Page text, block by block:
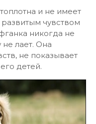
и не имеет
развитым чувством
никогда не
не лает. Она
не показывает
детей.